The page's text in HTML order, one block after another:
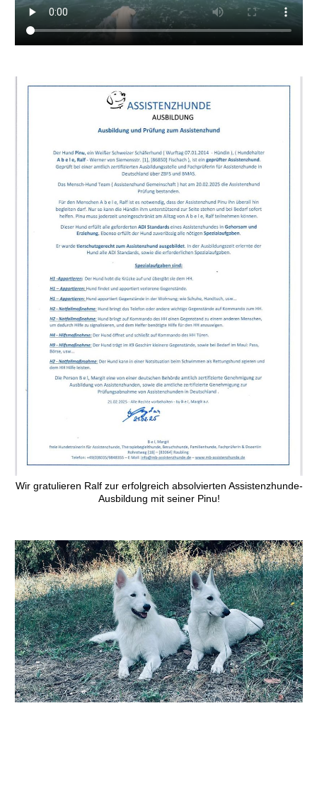
Wir gratulieren Ralf zur erfolgreich absolvierten Assistenzhunde-
Ausbildung mit seiner Pinu!